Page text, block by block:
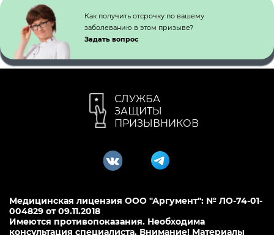
Как получить отсрочку по вашему
заболеванию в этом призыве?
Задать вопрос
СЛУЖБА
ЗАЩИТЫ
ПРИЗЫВНИКОВ
Медицинская лицензия ООО "Аргумент": № ЛО-74-01-
004829 от 09.11.2018
Имеются противопоказания. Необходима
консультация специалиста. Внимание! Материалы